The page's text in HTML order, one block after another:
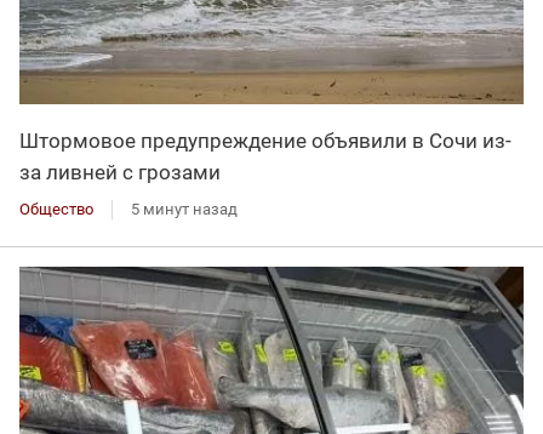
Штормовое предупреждение объявили в Сочи из-
за ливней с грозами
Общество 5 минут назад